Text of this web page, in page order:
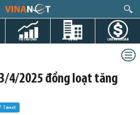
THỊ TRƯỜNG DỰ ÁN CHỨNG KHOÁN
3/4/2025 đồng loạt tăng
Tweet